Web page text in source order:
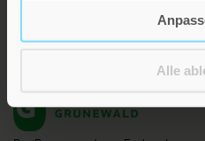
Alle